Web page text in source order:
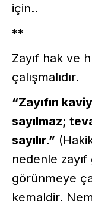
için..
**
Zayıf hak ve
çalışmalıdır.
“Zayıfın
sayılmaz;
sayılır.”
nedenle
görünmeye
kemaldir.